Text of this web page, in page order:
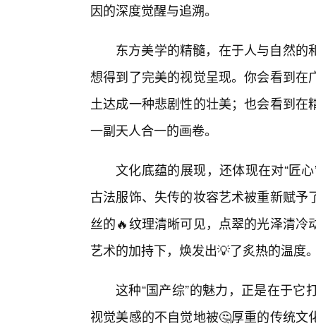
因的深度觉醒与追溯。
东方美学的精髓，在于人与自然
想得到了完美的视觉呈现。你会看到
土达成一种悲剧性的壮美；也会看到
一副天人合一的画卷。
文化底蕴的展现，还体现在对“匠
古法服饰、失传的妆容艺术被重新赋
丝的🔥纹理清晰可见，点翠的光泽清
艺术的加持下，焕发出💡了炙热的温度
这种“国产综”的魅力，正是在于
视觉美感的不自觉地被🤔厚重的传统